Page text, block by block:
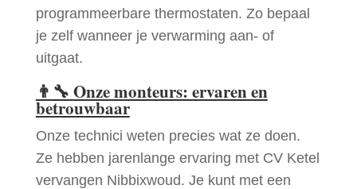
programmeerbare thermostaten. Zo bepaal
je zelf wanneer je verwarming aan- of
uitgaat.
👨‍🔧 Onze monteurs: ervaren en
betrouwbaar
Onze technici weten precies wat ze doen.
Ze hebben jarenlange ervaring met CV Ketel
vervangen Nibbixwoud. Je kunt met een